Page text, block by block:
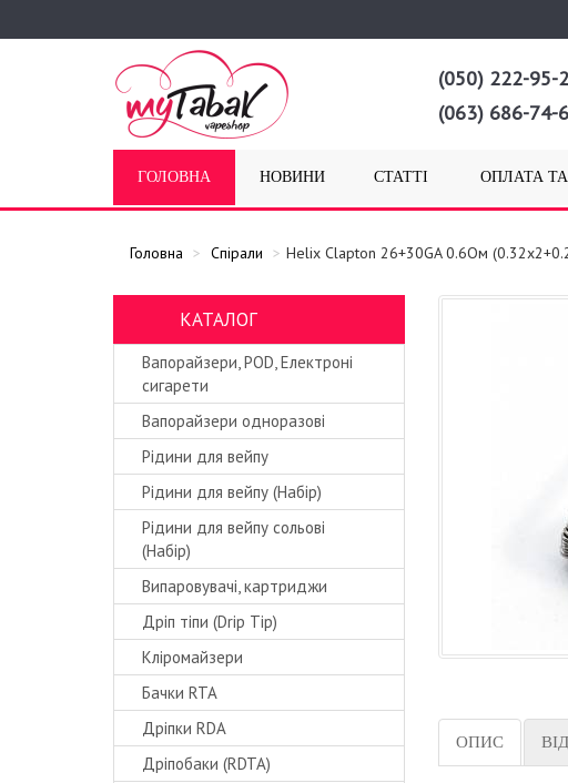
(050) 222-95-
(063) 686-74-
ГОЛОВНА НОВИНИ СТАТТІ ОПЛАТА
Головна Спірали Helix Clapton 26+30GA 0.6Ом
КАТАЛОГ
Вапорайзери, POD, Електроні
сигарети
Вапорайзери одноразові
Рідини для вейпу
Рідини для вейпу (Набір)
Рідини для вейпу сольові
(Набір)
Випаровувачі, картриджи
Дріп тіпи (Drip Tip)
Кліромайзери
Бачки RTA
Дріпки RDA
Дріпобаки (RDTA)
ОПИС